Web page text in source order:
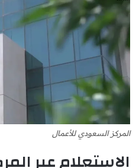
المركز السعودي للأعمال